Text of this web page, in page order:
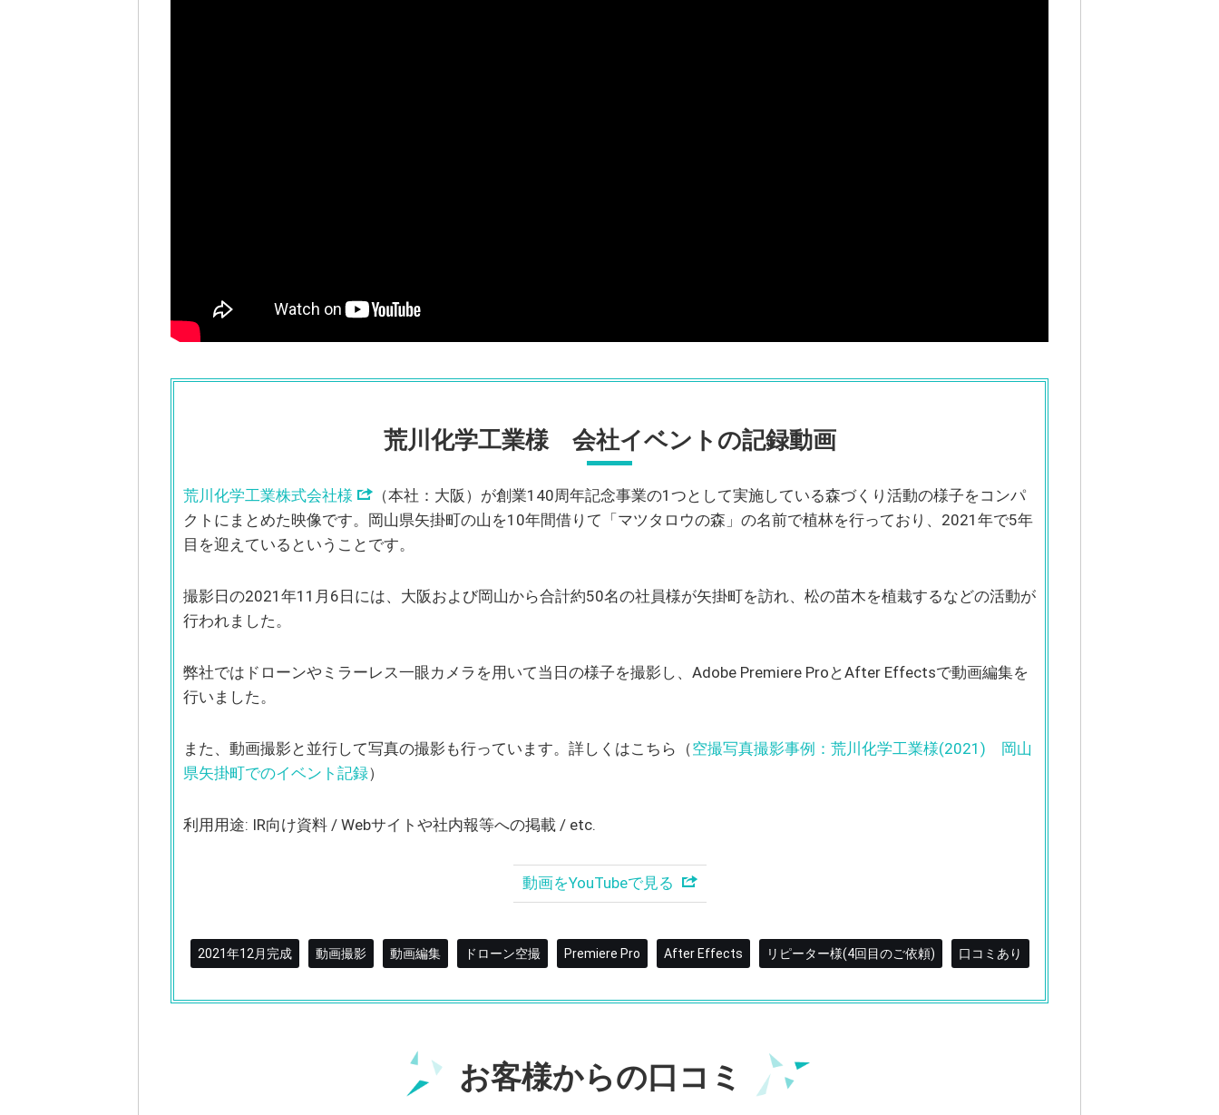
荒川化学工業様 会社イベントの記録動画
荒川化学工業株式会社様
（本社：大阪）が創業140周年記念事業の1つとして実施している森づくり活動の様子をコンパ
クトにまとめた映像です。岡山県矢掛町の山を10年間借りて「マツタロウの森」の名前で植林を行っており、2021年で5年
目を迎えているということです。
撮影日の2021年11月6日には、大阪および岡山から合計約50名の社員様が矢掛町を訪れ、松の苗木を植栽するなどの活動が
行われました。
弊社ではドローンやミラーレス一眼カメラを用いて当日の様子を撮影し、Adobe Premiere ProとAfter Effectsで動画編集を
行いました。
また、動画撮影と並行して写真の撮影も行っています。詳しくはこちら（空撮写真撮影事例：荒川化学工業様(2021) 岡山
県矢掛町でのイベント記録）
利用用途: IR向け資料 / Webサイトや社内報等への掲載 / etc.
動画をYouTubeで見る
2021年12月完成 動画撮影 動画編集 ドローン空撮 Premiere Pro After Effects リピーター様(4回目のご依頼) 口コミあり
お客様からの口コミ